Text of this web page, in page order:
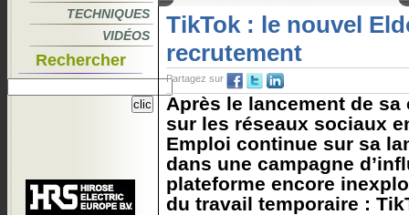
TECHNIQUES
VIDÉOS
Rechercher
TikTok : le nouvel
recrutement
Partagez sur
Après le lancement de
sur les réseaux sociaux
Emploi continue sur sa
dans une campagne
plateforme encore
du travail temporaire :